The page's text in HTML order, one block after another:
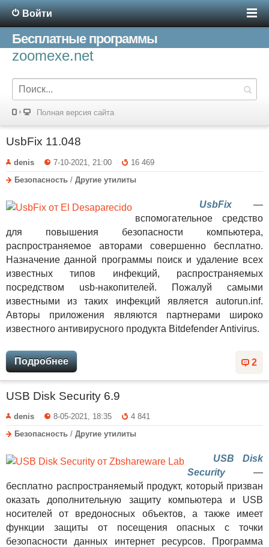
Войти
Бесплатные программы
zoomexe.net
Полная версия сайта
UsbFix 11.048
denis 7-10-2021, 21:00
16 469
Безопасность / Другие утилиты
UsbFix —
вспомогательное средство
для повышения безопасности компьютера,
распространяемое авторами совершенно бесплатно.
Назначение данной программы поиск и удаление всех
известных типов инфекций, распространяемых
посредством usb-накопителей. Пожалуй самыми
известными из таких инфекций является autorun.inf.
Авторы приложения являются партнерами широко
известного антивирусного продукта Bitdefender Antivirus.
2
Подробнее
USB Disk Security 6.9
denis 8-05-2021, 18:35
4 841
Безопасность / Другие утилиты
USB Disk
Security—
бесплатно распространяемый продукт, который призван
оказать дополнительную защиту компьютера и USB
носителей от вредоносных объектов, а также имеет
функции защиты от посещения опасных с точки
безопасности данных интернет ресурсов. Программа